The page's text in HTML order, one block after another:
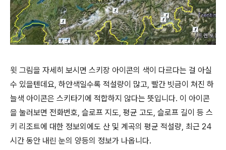
윗 그림을 자세히 보시면 스키장 아이콘의 색이 다르다는 걸 아실
수 있을텐데요, 하얀색일수록 적설량이 많고, 빨간 빗금이 쳐진 하
늘색 아이콘은 스키타기에 적합하지 않다는 뜻입니다. 이 아이콘
을 눌러보면 전화번호, 슬로프 지도, 평균 고도, 슬로프 길이 등 스
키 리조트에 대한 정보외에도 산 및 계곡의 평균 적설량, 최근 24
시간 동안 내린 눈의 양등의 정보가 나옵니다.